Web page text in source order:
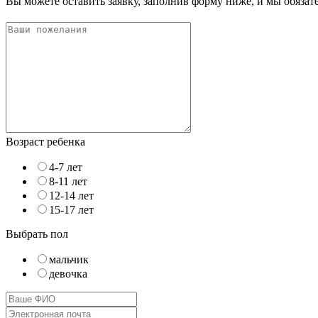
Возраст ребенка
4-7 лет
8-11 лет
12-14 лет
15-17 лет
Выбрать пол
мальчик
девочка